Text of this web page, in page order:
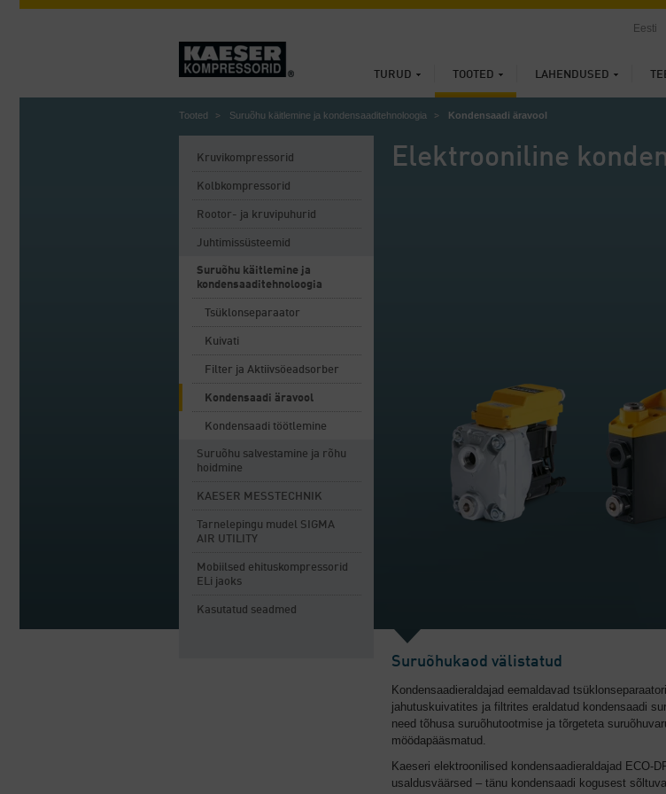
TURUD TOOTED LAHENDUSED
Eesti
Tooted Suruõhu käitlemine ja kondensaaditehnoloogia Kondensaadi äravool
Elektrooniline
Kruvikompressorid
Kolbkompressorid
Rootor- ja kruvipuhurid
Juhtimissüsteemid
Suruõhu käitlemine ja
kondensaaditehnoloogia
Tsüklonseparaator
Kuivati
Filter ja Aktiivsöeadsorber
Kondensaadi äravool
Kondensaadi töötlemine
Suruõhu salvestamine ja rõhu
hoidmine
KAESER MESSTECHNIK
Tarnelepingu mudel SIGMA
AIR UTILITY
Mobiilsed ehituskompressorid
ELi jaoks
Kasutatud seadmed
Suruõhukaod välistatud
Kondensaadieraldajad eemaldavad
jahutuskuivatites ja filtrites eraldatud kondensaadi
need tõhusa suruõhutootmise ja tõrgeteta
möödapääsmatud.
Kaeseri elektroonilised kondensaadieraldajad ECO-
usaldusväärsed – tänu kondensaadi kogusest